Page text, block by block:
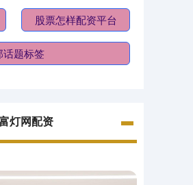
股票怎样配资平台
话题标签
灯网配资